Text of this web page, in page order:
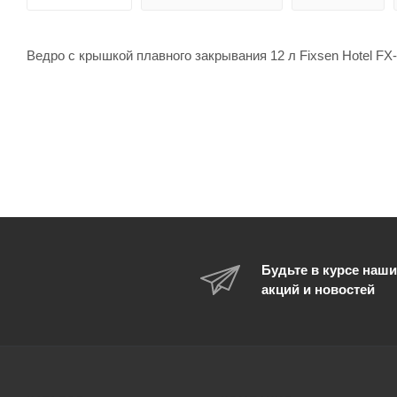
Ведро с крышкой плавного закрывания 12 л Fixsen Hotel
Будьте в курсе
акций и новостей